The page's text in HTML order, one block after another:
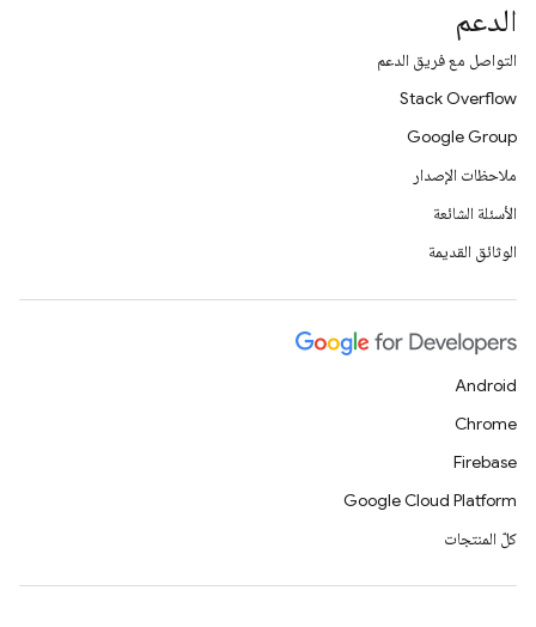
الدعم
التواصل مع فريق الدعم
Stack Overflow
Google Group
ملاحظات الإصدار
الأسئلة الشائعة
الوثائق القديمة
Android
Chrome
Firebase
Google Cloud Platform
كلّ المنتجات